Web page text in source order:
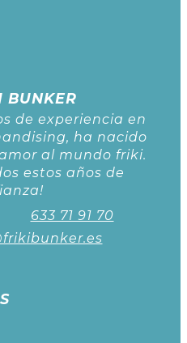
BUNKER
de experiencia en
ha nacido
al mundo friki.
estos años de
633 71 91 70